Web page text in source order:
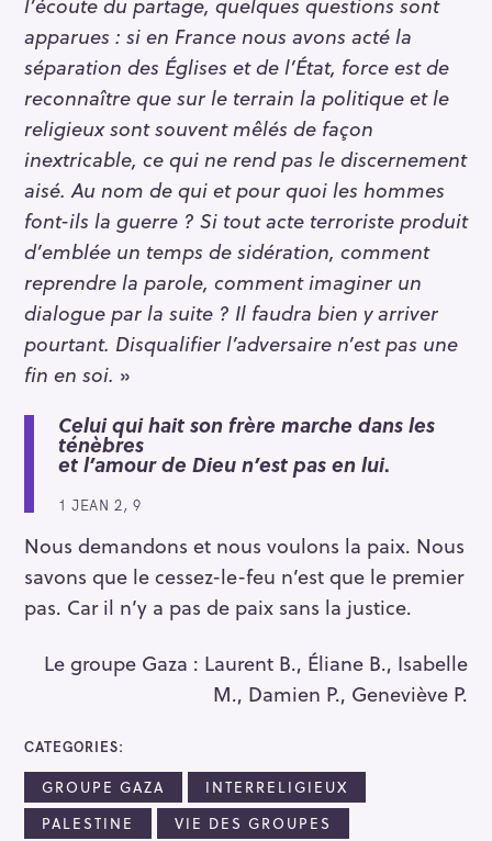
apparues : si en France nous avons acté la
séparation des Églises et de l’État, force est de
reconnaître que sur le terrain la politique et le
religieux sont souvent mêlés de façon
inextricable, ce qui ne rend pas le discernement
aisé. Au nom de qui et pour quoi les hommes
font-ils la guerre ? Si tout acte terroriste produit
d’emblée un temps de sidération, comment
reprendre la parole, comment imaginer un
dialogue par la suite ? Il faudra bien y arriver
pourtant. Disqualifier l’adversaire n’est pas une
fin en soi. »
Celui qui hait son frère marche dans les
ténèbres
et l’amour de Dieu n’est pas en lui.
1 JEAN 2, 9
Nous demandons et nous voulons la paix. Nous
savons que le cessez-le-feu n’est que le premier
pas. Car il n’y a pas de paix sans la justice.
Le groupe Gaza : Laurent B., Éliane B., Isabelle
M., Damien P., Geneviève P.
CATEGORIES
GROUPE GAZA
INTERRELIGIEUX
PALESTINE
VIE DES GROUPES